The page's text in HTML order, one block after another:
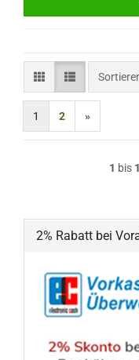
1 2 »
1 bis
2% Rabatt bei